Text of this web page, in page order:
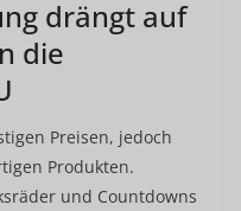
drängt auf
die
Preisen, jedoch
Produkten.
und Countdowns